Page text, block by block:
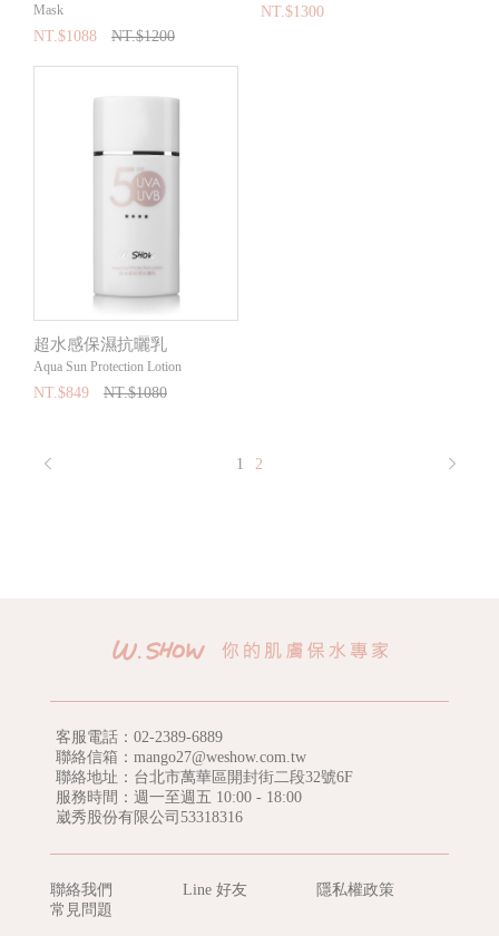
Mask
NT.$1088 NT.$1200
NT.$1300
超水感保濕抗曬乳
Aqua Sun Protection Lotion
NT.$849 NT.$1080
1 2
客服電話： 02-2389-6889
聯絡信箱：mango27@weshow.com.tw
聯絡地址：台北市萬華區開封街二段32號6F
服務時間：週一至週五 10:00 - 18:00
崴秀股份有限公司53318316
聯絡我們
常見問題
Line 好友 隱私權政策